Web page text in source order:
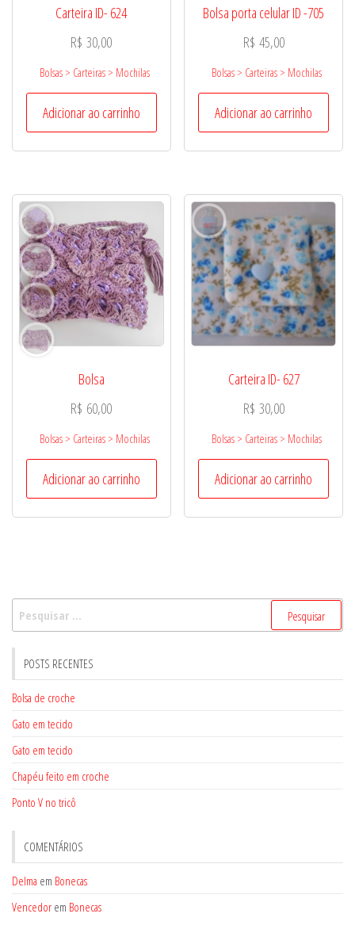
Carteira ID- 624
R$ 30,00
Bolsas > Carteiras > Mochilas
Adicionar ao carrinho
Bolsa porta celular ID -705
R$ 45,00
Bolsas > Carteiras > Mochilas
Adicionar ao carrinho
Bolsa
R$ 60,00
Bolsas > Carteiras > Mochilas
Adicionar ao carrinho
Carteira ID- 627
R$ 30,00
Bolsas > Carteiras > Mochilas
Adicionar ao carrinho
POSTS RECENTES
Bolsa de croche
Gato em tecido
Gato em tecido
Chapéu feito em croche
Ponto V no tricô
COMENTÁRIOS
Delma em Bonecas
Vencedor em Bonecas